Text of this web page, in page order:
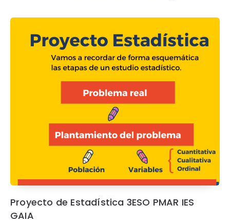
Proyecto de Estadística 3ESO PMAR IES
GAIA